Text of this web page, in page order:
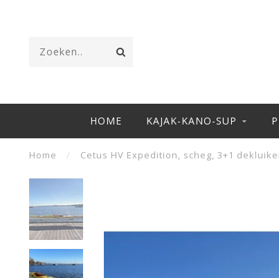
HOME KAJAK-KANO-SUP
Home / Cetus HV Expedition, scheg, 3+1